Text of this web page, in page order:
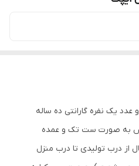
یک نفره گارانتی ده ساله
فروش به صورت ست تک و عمده
از درب تولیدی تا درب منزل